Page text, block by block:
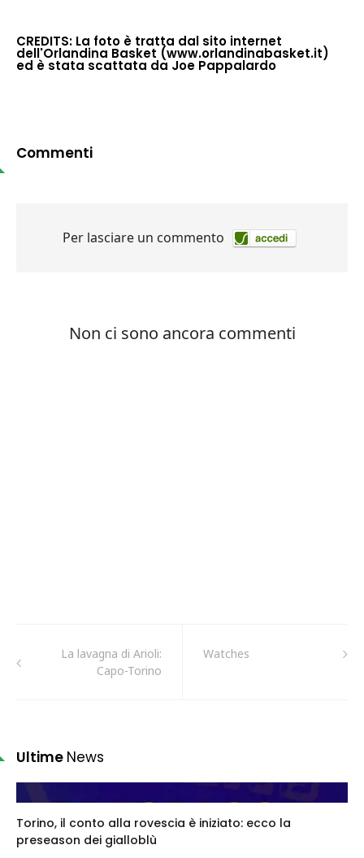
CREDITS: La foto è tratta dal sito internet
dell'Orlandina Basket (www.orlandinabasket.it)
ed è stata scattata da Joe Pappalardo
Commenti
La lavagna di Arioli:
Capo-Torino
Watches
Ultime News
Torino, il conto alla rovescia è iniziato: ecco la
preseason dei gialloblù